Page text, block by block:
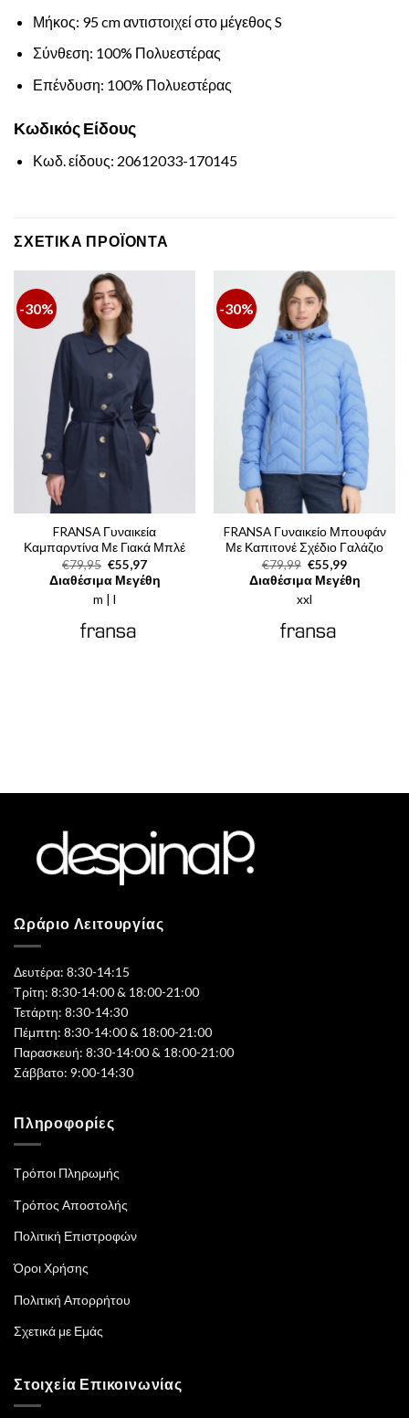
Μήκος: 95 cm αντιστοιχεί στο μέγεθος S
Σύνθεση: 100% Πολυεστέρας
Επένδυση: 100% Πολυεστέρας
Κωδικός Είδους
Κωδ. είδους: 20612033-170145
ΣΧΕΤΙΚΆ ΠΡΟΪΌΝΤΑ
-30%
FRANSA Γυναικεία
Καμπαρντίνα Με Γιακά Μπλέ
€79,95 Original
price
was:
€79,95.
€55,97Η
τρέχουσα
τιμή
Διαθέσιμα Μεγέθη
m | l
-30%
FRANSA Γυναικείο Μπουφάν
Με Καπιτονέ Σχέδιο Γαλάζιο
€79,99 Original
price
was:
€79,99.
€55,99Η
τρέχουσα
τιμή
Διαθέσιμα Μεγέθη
xxl
Ωράριο Λειτουργίας
Δευτέρα: 8:30-14:15
Τρίτη: 8:30-14:00 & 18:00-21:00
Τετάρτη: 8:30-14:30
Πέμπτη: 8:30-14:00 & 18:00-21:00
Παρασκευή: 8:30-14:00 & 18:00-21:00
Σάββατο: 9:00-14:30
Πληροφορίες
Τρόποι Πληρωμής
Τρόπος Αποστολής
Πολιτική Επιστροφών
Όροι Χρήσης
Πολιτική Απορρήτου
Σχετικά με Εμάς
Στοιχεία Επικοινωνίας